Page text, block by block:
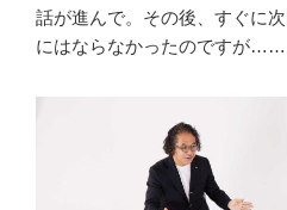
話が進んで。その後、すぐに
にはならなかったのですが……